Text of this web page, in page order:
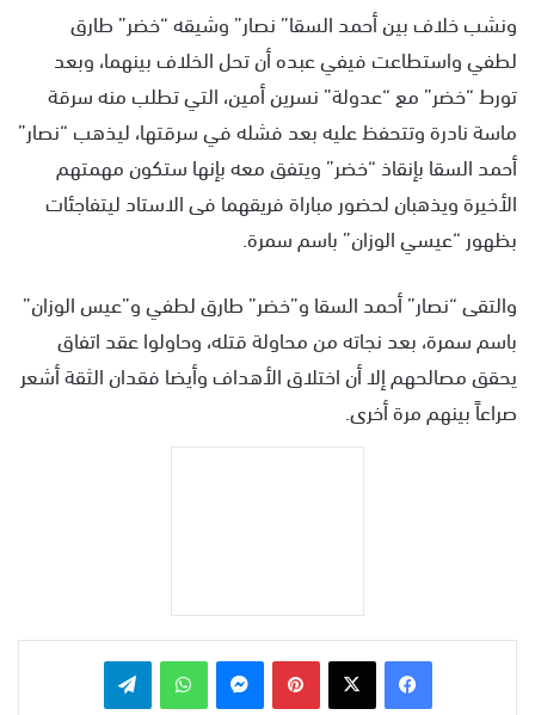
ونشب خلاف بين أحمد السقا” نصار” وشيقه “خضر” طارق
لطفي واستطاعت فيفي عبده أن تحل الخلاف بينهما، وبعد
تورط “خضر” مع “عدولة” نسرين أمين، التي تطلب منه سرقة
ماسة نادرة وتتحفظ عليه بعد فشله في سرقتها، ليذهب “نصار”
أحمد السقا بإنقاذ “خضر” ويتفق معه بإنها ستكون مهمتهم
الأخيرة ويذهبان لحضور مباراة فريقهما فى الاستاد ليتفاجئات
بظهور “عيسي الوزان” باسم سمرة.
والتقى “نصار” أحمد السقا و”خضر” طارق لطفي و”عيس الوزان”
باسم سمرة، بعد نجاته من محاولة قتله، وحاولوا عقد اتفاق
يحقق مصالحهم إلا أن اختلاق الأهداف وأيضا فقدان الثقة أشعر
صراعاً بينهم مرة أخرى.
بينتيريست واتساب